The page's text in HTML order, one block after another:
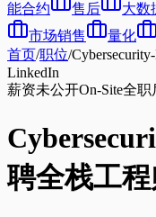
能合约
售后 大数
市场销售
量化
首页/职位/
LinkedIn
薪资未公开On-Site全职
聘全栈工